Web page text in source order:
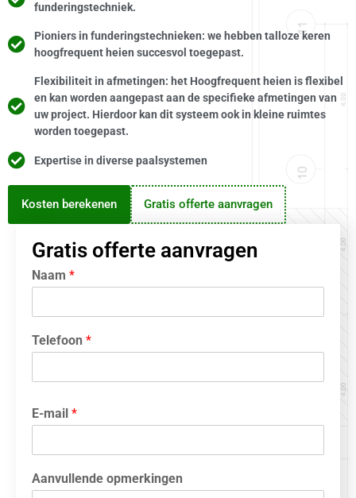
funderingstechniek.
Pioniers in funderingstechnieken: we hebben talloze keren
hoogfrequent heien succesvol toegepast.
Flexibiliteit in afmetingen: het Hoogfrequent heien is flexibel
en kan worden aangepast aan de specifieke afmetingen van
uw project. Hierdoor kan dit systeem ook in kleine ruimtes
worden toegepast.
Expertise in diverse paalsystemen
Kosten berekenen Gratis offerte aanvragen
Gratis offerte aanvragen
Naam *
Telefoon *
E-mail *
Aanvullende opmerkingen